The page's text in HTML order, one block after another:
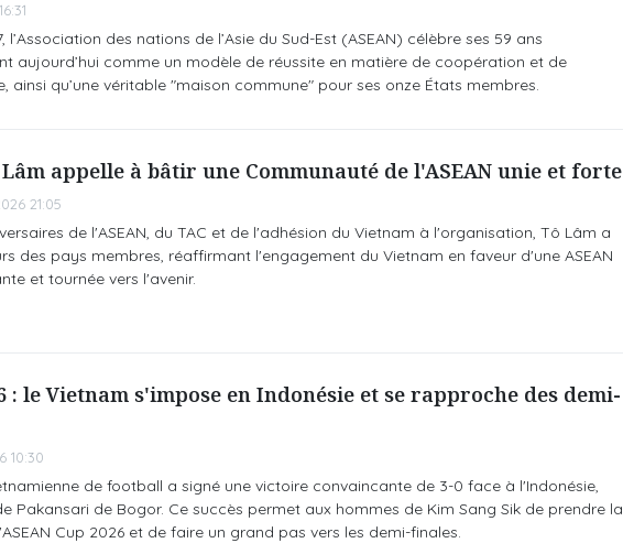
l’Association des nations de l’Asie du Sud-Est (ASEAN) célèbre ses 59 ans
aujourd’hui comme un modèle de réussite en matière de coopération et de
ainsi qu’une véritable "maison commune" pour ses onze États membres.
appelle à bâtir une Communauté de l'ASEAN unie et forte
21:05
de l'ASEAN, du TAC et de l'adhésion du Vietnam à l'organisation, Tô Lâm a
des pays membres, réaffirmant l'engagement du Vietnam en faveur d'une ASEAN
et tournée vers l'avenir.
: le Vietnam s'impose en Indonésie et se rapproche des demi-
10:30
de football a signé une victoire convaincante de 3-0 face à l'Indonésie,
Pakansari de Bogor. Ce succès permet aux hommes de Kim Sang Sik de prendre la
Cup 2026 et de faire un grand pas vers les demi-finales.